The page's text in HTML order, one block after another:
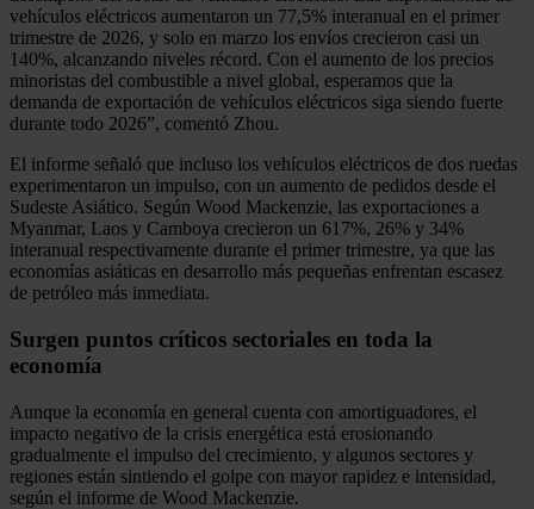
vehículos eléctricos aumentaron un 77,5% interanual en el primer
trimestre de 2026, y solo en marzo los envíos crecieron casi un
140%, alcanzando niveles récord. Con el aumento de los precios
minoristas del combustible a nivel global, esperamos que la
demanda de exportación de vehículos eléctricos siga siendo fuerte
durante todo 2026”, comentó Zhou.
El informe señaló que incluso los vehículos eléctricos de dos ruedas
experimentaron un impulso, con un aumento de pedidos desde el
Sudeste Asiático. Según Wood Mackenzie, las exportaciones a
Myanmar, Laos y Camboya crecieron un 617%, 26% y 34%
interanual respectivamente durante el primer trimestre, ya que las
economías asiáticas en desarrollo más pequeñas enfrentan escasez
de petróleo más inmediata.
Surgen puntos críticos sectoriales en toda la
economía
Aunque la economía en general cuenta con amortiguadores, el
impacto negativo de la crisis energética está erosionando
gradualmente el impulso del crecimiento, y algunos sectores y
regiones están sintiendo el golpe con mayor rapidez e intensidad,
según el informe de Wood Mackenzie.